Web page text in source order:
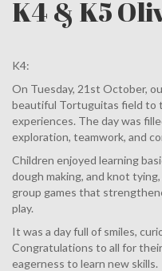
K4 & K5
K4:
On Tuesday, 21st October,
beautiful Tortuguitas field to
experiences. The day was
exploration, teamwork, and
Children enjoyed learning
dough making, and knot
group games that
play.
It was a day full of smiles,
Congratulations to all for
eagerness to learn new skills.